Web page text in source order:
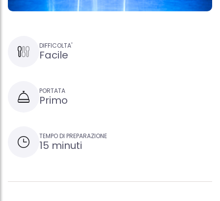
DIFFICOLTA'
Facile
PORTATA
Primo
TEMPO DI PREPARAZIONE
15 minuti